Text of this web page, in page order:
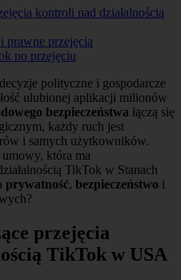
kontroli nad działalnością
prawne przejęcia
po przejęciu
polityczne i gospodarcze
ulubionej aplikacji milionów
bezpieczeństwa łączą się
każdy ruch jest
i samych użytkowników.
która ma
TikTok w Stanach
prywatność, bezpieczeństwo i
przejęcia
TikTok w USA